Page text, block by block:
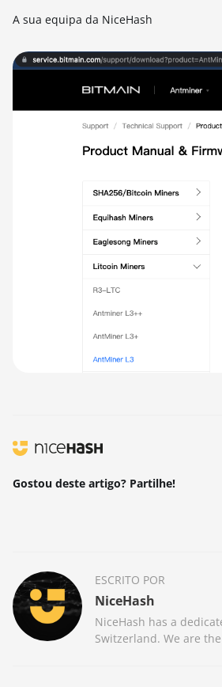
A sua equipa da NiceHash
Gostou deste artigo? Partilhe!
ESCRITO POR
NiceHash
NiceHash has a
Switzerland. We are